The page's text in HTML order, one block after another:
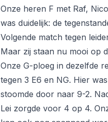
Onze heren F met Raf,
was duidelijk: de
Volgende match tegen
Maar zij staan nu mooi op
Onze G-ploeg in dezelfde
tegen 3 E6 en NG. Hier
stoomde door naar 9-2.
Lei zorgde voor 4 op 4.